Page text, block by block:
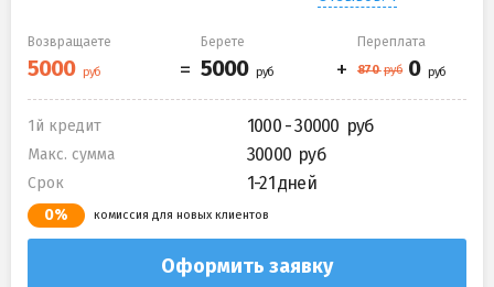
Возвращаете Берете Переплата
1й кредит 1000 - 30000
Макс. сумма 30000
Срок 1-21 дней
0% комиссия для новых клиентов
Оформить заявку